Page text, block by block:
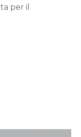
per il